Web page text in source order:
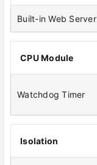
Built-in Web Server
CPU Module
Watchdog Timer
Isolation